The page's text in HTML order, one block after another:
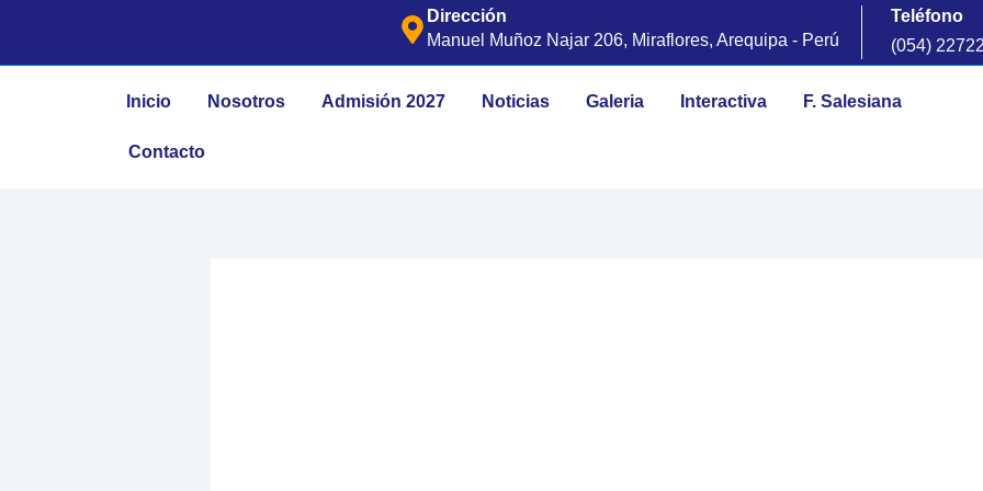
contenido
Dirección
Manuel Muñoz Najar 206, Miraflores, Arequipa - Perú
Teléfono
(054)
Inicio Nosotros Admisión 2027 Noticias Galeria Interactiva F. Salesiana
Contacto